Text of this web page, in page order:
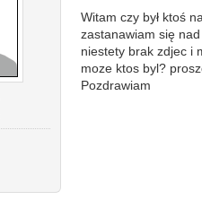
Witam czy był ktoś
zastanawiam się
niestety brak zdjec i
moze ktos byl?
Pozdrawiam